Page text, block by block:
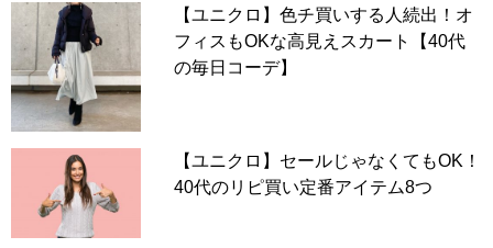
次のページへ >>
【ユニクロ】色チ買いする人続出！オ
フィスもOKな高見えスカート【40代
の毎日コーデ】
【ユニクロ】セールじゃなくてもOK！
40代のリピ買い定番アイテム8つ